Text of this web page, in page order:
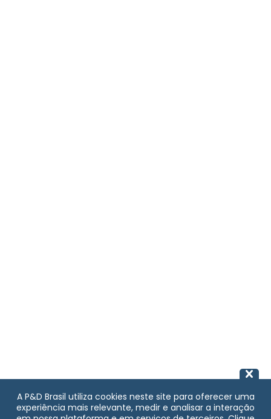
A P&D Brasil utiliza cookies neste site para oferecer uma
experiência mais relevante, medir e analisar a interação